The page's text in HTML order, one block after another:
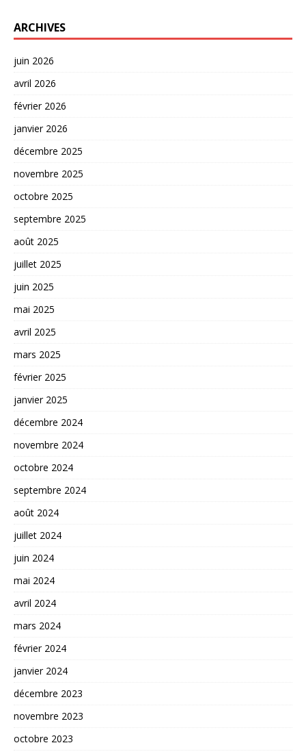
ARCHIVES
juin 2026
avril 2026
février 2026
janvier 2026
décembre 2025
novembre 2025
octobre 2025
septembre 2025
août 2025
juillet 2025
juin 2025
mai 2025
avril 2025
mars 2025
février 2025
janvier 2025
décembre 2024
novembre 2024
octobre 2024
septembre 2024
août 2024
juillet 2024
juin 2024
mai 2024
avril 2024
mars 2024
février 2024
janvier 2024
décembre 2023
novembre 2023
octobre 2023